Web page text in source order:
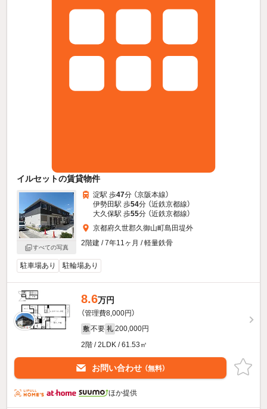
イルセットの賃貸物件
すべての写真
淀駅 歩47分 （京阪本線）
伊勢田駅 歩54分 （近鉄京都線）
大久保駅 歩55分 （近鉄京都線）
京都府久世郡久御山町島田堤外
2階建 / 7年11ヶ月 / 軽量鉄骨
駐車場あり 駐輪場あり
8.6万円
（管理費8,000円）
敷 不要 礼 200,000円
2階 / 2LDK / 61.53㎡
お問い合わせ （無料）
ほか提供